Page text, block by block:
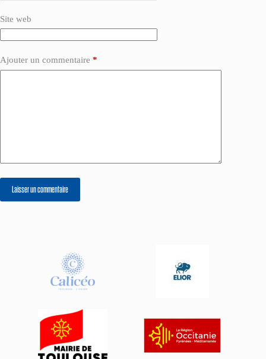
Site web
Ajouter un commentaire *
Laisser un commentaire